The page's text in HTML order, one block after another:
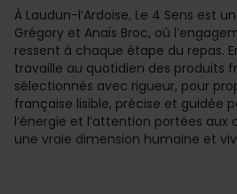
À Laudun-l’Ardoise, Le 4 Sens est
Grégory et Anaïs Broc, où
ressent à chaque étape du repas.
travaille au quotidien des produits
sélectionnés avec rigueur, pour
française lisible, précise et guidée
l’énergie et l’attention portées
une vraie dimension humaine et